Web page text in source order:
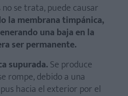
se trata, puede causar
la membrana timpánica,
una baja en la
ser permanente.
supurada.Se produce
rompe, debido a una
hacia el exterior por el